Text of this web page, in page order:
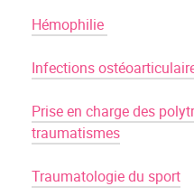
Hémophilie
Infections
Prise en charge des
traumatismes
Traumatologie du sport